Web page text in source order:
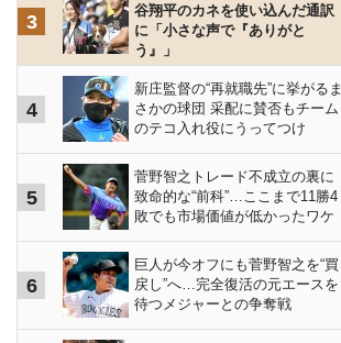
3
谷翔平のカネを使い込んだ通訳
に「小さな声で『ありがと
う』」
4
新庄監督の“再就職先”に挙がるま
さかの球団 采配に賛否もチーム
のテコ入れ役にうってつけ
5
菅野智之トレード不成立の裏に
致命的な“前科”…ここまで11勝4
敗でも市場価値が低かったワケ
6
巨人が今オフにも菅野智之を“買
戻し”へ…完全復活の元エースを
待つメジャーとの争奪戦